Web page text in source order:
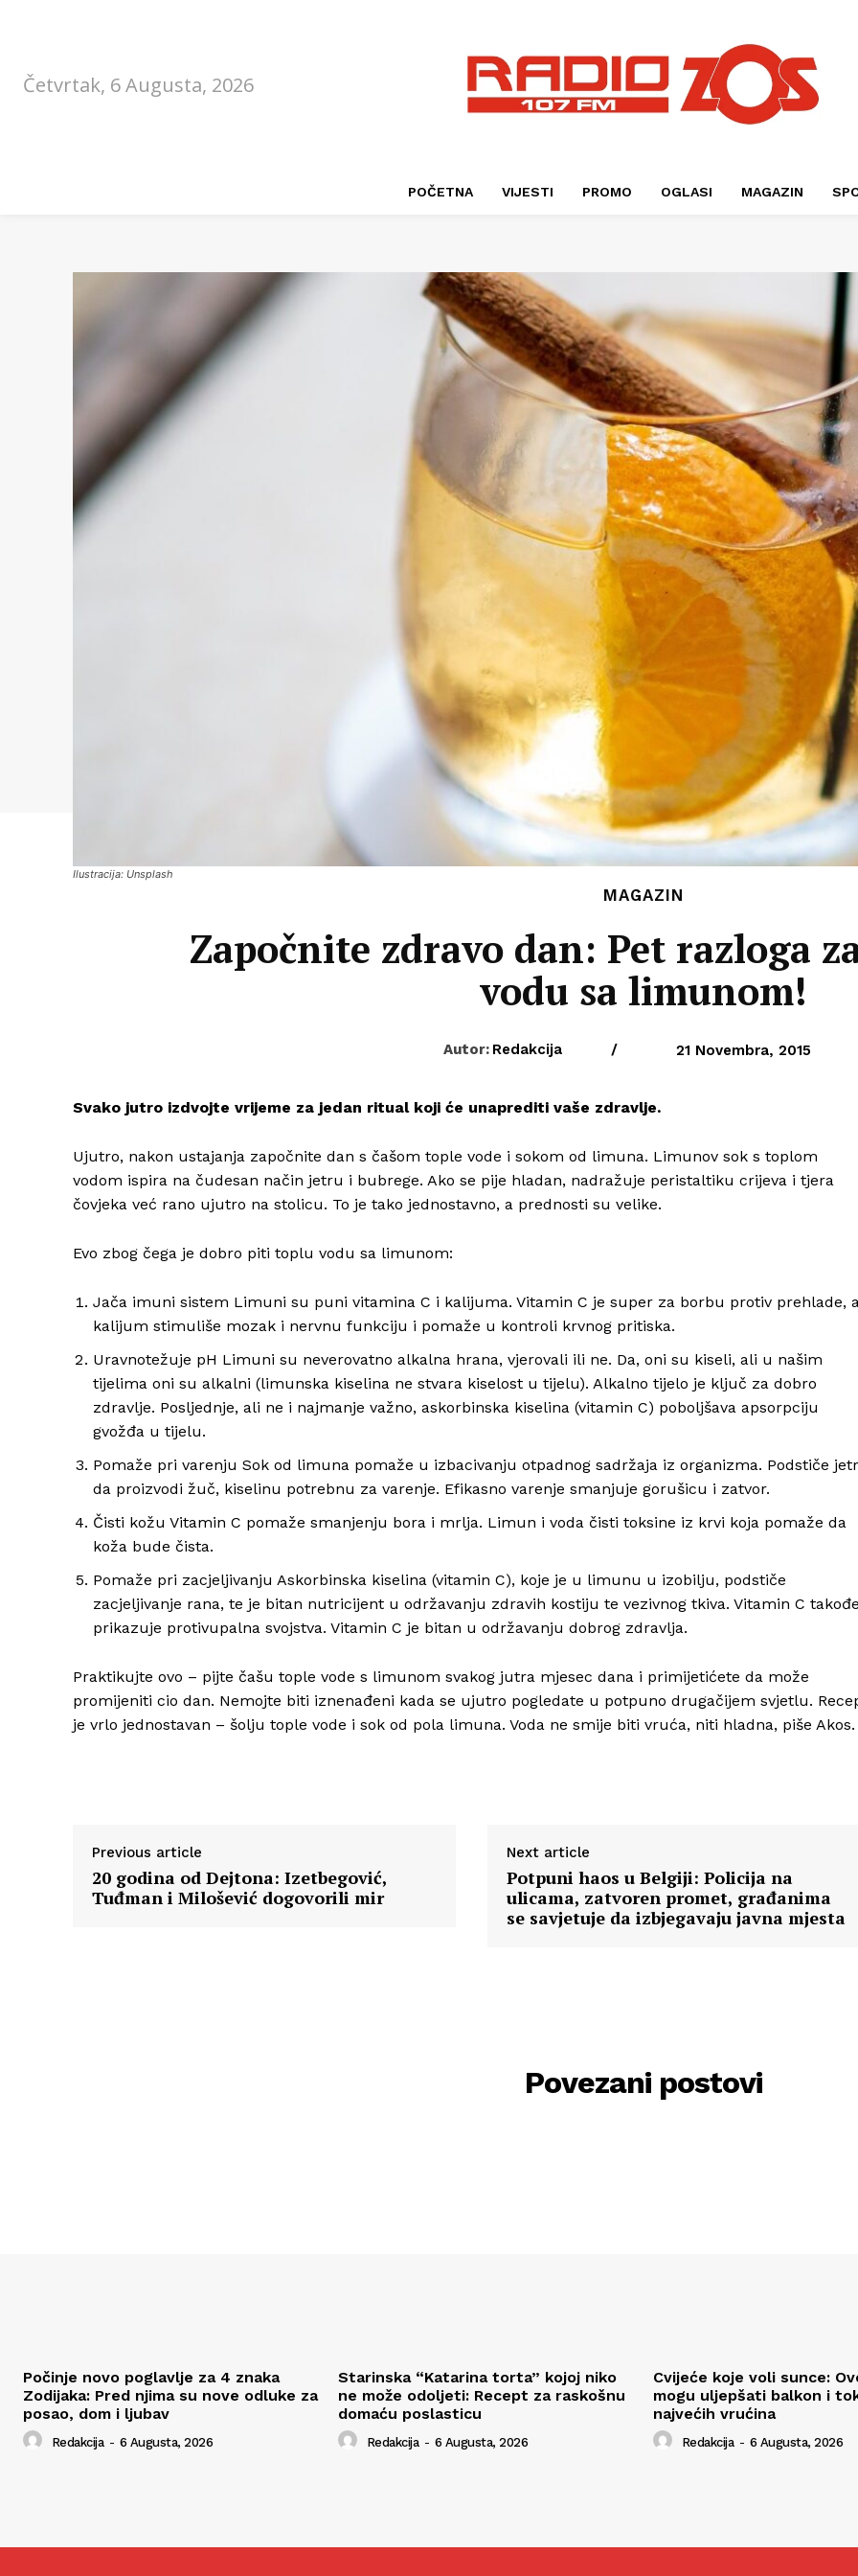
Četvrtak, 6 Augusta, 2026
POČETNA VIJESTI PROMO OGLASI MAGAZIN
Ilustracija: Unsplash
MAGAZIN
Započnite zdravo dan: Pet razloga
vodu sa limunom!
Autor: Redakcija / 21 Novembra, 2015
Svako jutro izdvojte vrijeme za jedan ritual koji će unaprediti vaše zdravlje.
Ujutro, nakon ustajanja započnite dan s čašom tople vode i sokom od limuna. Limunov sok s toplom
vodom ispira na čudesan način jetru i bubrege. Ako se pije hladan, nadražuje peristaltiku crijeva i tjera
čovjeka već rano ujutro na stolicu. To je tako jednostavno, a prednosti su velike.
Evo zbog čega je dobro piti toplu vodu sa limunom:
Jača imuni sistem Limuni su puni vitamina C i kalijuma. Vitamin C je super za borbu protiv prehlade,
kalijum stimuliše mozak i nervnu funkciju i pomaže u kontroli krvnog pritiska.
Uravnotežuje pH Limuni su neverovatno alkalna hrana, vjerovali ili ne. Da, oni su kiseli, ali u našim
tijelima oni su alkalni (limunska kiselina ne stvara kiselost u tijelu). Alkalno tijelo je ključ za dobro
zdravlje. Posljednje, ali ne i najmanje važno, askorbinska kiselina (vitamin C) poboljšava apsorpciju
gvožđa u tijelu.
Pomaže pri varenju Sok od limuna pomaže u izbacivanju otpadnog sadržaja iz organizma. Podstiče
da proizvodi žuč, kiselinu potrebnu za varenje. Efikasno varenje smanjuje gorušicu i zatvor.
Čisti kožu Vitamin C pomaže smanjenju bora i mrlja. Limun i voda čisti toksine iz krvi koja pomaže da
koža bude čista.
Pomaže pri zacjeljivanju Askorbinska kiselina (vitamin C), koje je u limunu u izobilju, podstiče
zacjeljivanje rana, te je bitan nutricijent u održavanju zdravih kostiju te vezivnog tkiva. Vitamin C takođe
prikazuje protivupalna svojstva. Vitamin C je bitan u održavanju dobrog zdravlja.
Praktikujte ovo – pijte čašu tople vode s limunom svakog jutra mjesec dana i primijetićete da može
promijeniti cio dan. Nemojte biti iznenađeni kada se ujutro pogledate u potpuno drugačijem svjetlu.
je vrlo jednostavan – šolju tople vode i sok od pola limuna. Voda ne smije biti vruća, niti hladna, piše Akos.
Previous article
20 godina od Dejtona: Izetbegović,
Tuđman i Milošević dogovorili mir
Next article
Potpuni haos u Belgiji: Policija na
ulicama, zatvoren promet, građanima
se savjetuje da izbjegavaju javna mjesta
Povezani postovi
Počinje novo poglavlje za 4 znaka
Zodijaka: Pred njima su nove odluke za
posao, dom i ljubav
Redakcija - 6 Augusta, 2026
Starinska “Katarina torta” kojoj niko
ne može odoljeti: Recept za raskošnu
domaću poslasticu
Redakcija - 6 Augusta, 2026
Cvijeće koje voli sunce:
mogu uljepšati balkon i
najvećih vrućina
Redakcija - 6 Augusta, 2026